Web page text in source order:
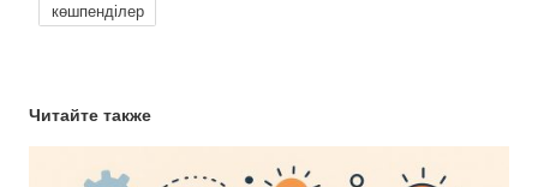
көшпенділер
Читайте также